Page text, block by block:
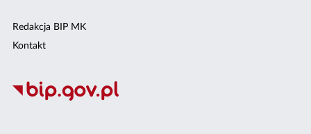
Redakcja BIP MK
Kontakt